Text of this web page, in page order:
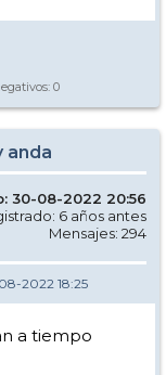
0
anda
30-08-2022 20:56
6 años antes
Mensajes: 294
2022 18:25
a tiempo